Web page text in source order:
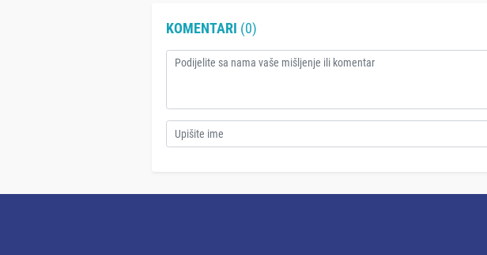
KOMENTARI (0)